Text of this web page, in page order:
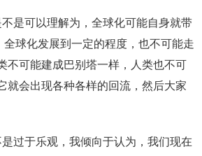
不是可以理解为，全球化可能自身就带
球化发展到一定的程度，也不可能走
不可能建成巴别塔一样，人类也不可
就会出现各种各样的回流，然后大家
是过于乐观，我倾向于认为，我们现在